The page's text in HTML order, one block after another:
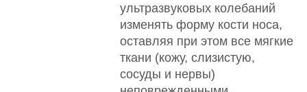
ультразвуковых колебаний
изменять форму кости носа,
оставляя при этом все мягкие
ткани (кожу, слизистую,
сосуды и нервы)